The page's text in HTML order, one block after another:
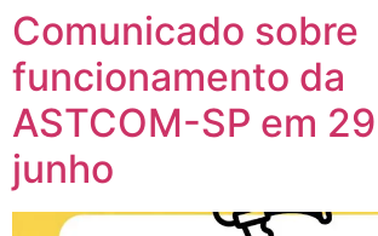
Comunicado sobre
funcionamento da
ASTCOM-SP em
junho